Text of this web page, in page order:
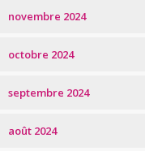
novembre 2024
octobre 2024
septembre 2024
août 2024